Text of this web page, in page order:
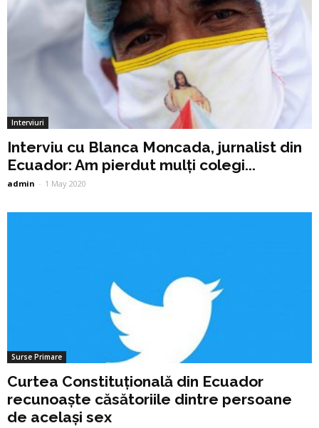
Interviuri
Interviu cu Blanca Moncada, jurnalist din
Ecuador: Am pierdut mulți colegi...
admin - 1 May 2020
Surse Primare
Curtea Constituțională din Ecuador
recunoaște căsătoriile dintre persoane
de același sex